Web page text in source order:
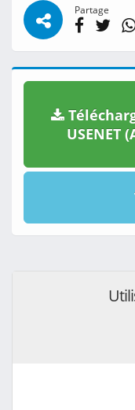
Partage
USENET